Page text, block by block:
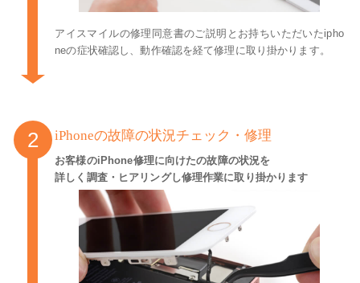
アイスマイルの修理同意書のご説明とお持ちいただいたipho
neの症状確認し、動作確認を経て修理に取り掛かります。
iPhoneの故障の状況チェック・修理
お客様のiPhone修理に向けたの故障の状況を
詳しく調査・ヒアリングし修理作業に取り掛かります